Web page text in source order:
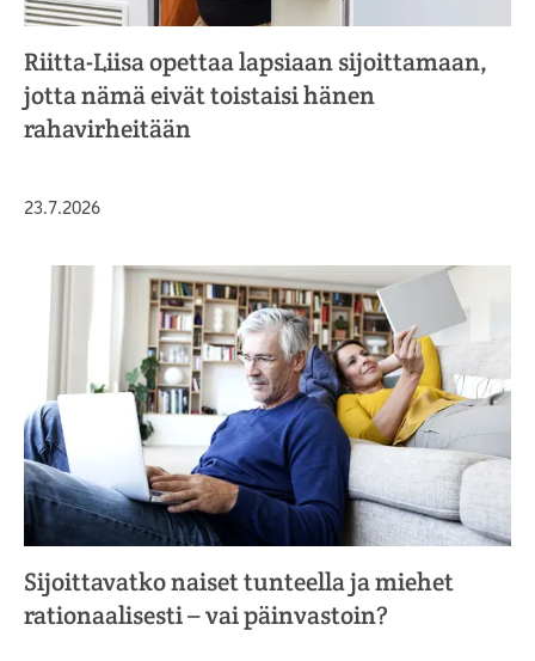
Riitta-Liisa opettaa lapsiaan sijoittamaan,
jotta nämä eivät toistaisi hänen
rahavirheitään
Julkaistu
23.7.2026
Sijoittavatko naiset tunteella ja miehet
rationaalisesti – vai päinvastoin?